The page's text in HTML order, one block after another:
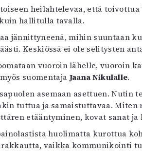
heilahtelevaa, että
hallitulla tavalla.
jännittyneenä, mihin suuntaan
Keskiössä ei ole selitysten
vuoroin lähelle, vuoroin
suomentaja Jaana Nikulalle.
asemaan asettuen. Nutin
tuttua ja samaistuttavaa. Miten
etääntyminen, kovat sanat
huolimatta kurottua
rakkautta, vaikka kommunikointi